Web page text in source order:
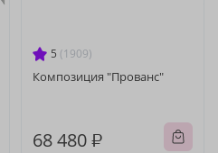
5 (1909)
Композиция "Прованс"
68 480 ₽